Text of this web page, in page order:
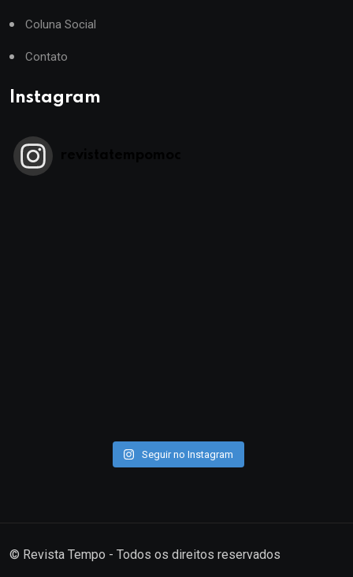
Coluna Social
Contato
Instagram
Seguir no Instagram
© Revista Tempo - Todos os direitos reservados